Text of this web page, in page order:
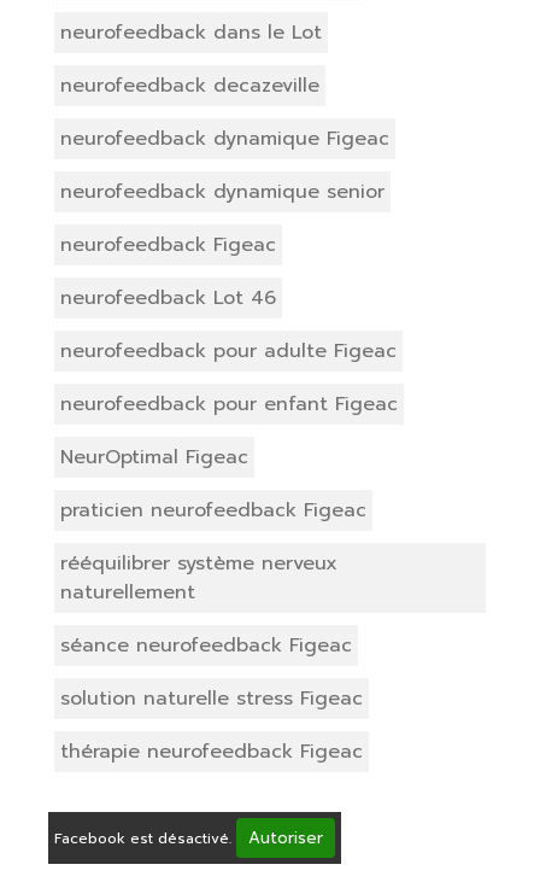
neurofeedback dans le Lot
neurofeedback decazeville
neurofeedback dynamique Figeac
neurofeedback dynamique senior
neurofeedback Figeac
neurofeedback Lot 46
neurofeedback pour adulte Figeac
neurofeedback pour enfant Figeac
NeurOptimal Figeac
praticien neurofeedback Figeac
rééquilibrer système nerveux
naturellement
séance neurofeedback Figeac
solution naturelle stress Figeac
thérapie neurofeedback Figeac
Facebook est désactivé. Autoriser